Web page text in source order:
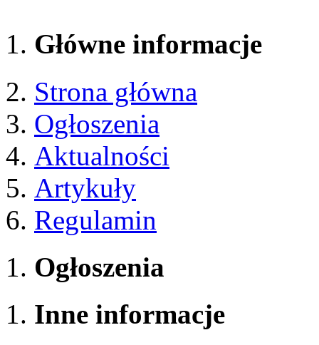
Główne informacje
Strona główna
Ogłoszenia
Aktualności
Artykuły
Regulamin
Ogłoszenia
Inne informacje